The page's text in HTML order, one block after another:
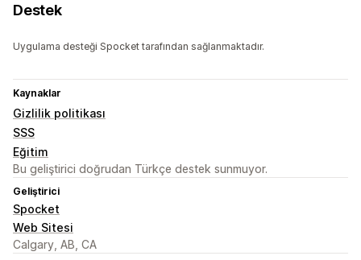
Destek
Uygulama desteği Spocket tarafından sağlanmaktadır.
Kaynaklar
Gizlilik politikası
SSS
Eğitim
Bu geliştirici doğrudan Türkçe destek sunmuyor.
Geliştirici
Spocket
Web Sitesi
Calgary, AB, CA